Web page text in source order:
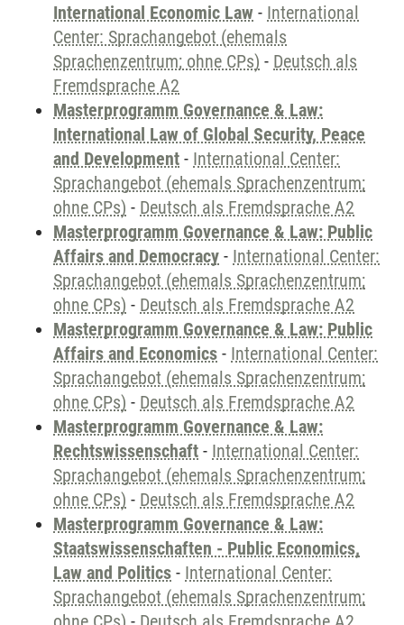
International Economic Law - International
Center: Sprachangebot (ehemals
Sprachenzentrum; ohne CPs) - Deutsch als
Fremdsprache A2
Masterprogramm Governance & Law:
International Law of Global Security, Peace
and Development - International Center:
Sprachangebot (ehemals Sprachenzentrum;
ohne CPs) - Deutsch als Fremdsprache A2
Masterprogramm Governance & Law: Public
Affairs and Democracy - International Center:
Sprachangebot (ehemals Sprachenzentrum;
ohne CPs) - Deutsch als Fremdsprache A2
Masterprogramm Governance & Law: Public
Affairs and Economics - International Center:
Sprachangebot (ehemals Sprachenzentrum;
ohne CPs) - Deutsch als Fremdsprache A2
Masterprogramm Governance & Law:
Rechtswissenschaft - International Center:
Sprachangebot (ehemals Sprachenzentrum;
ohne CPs) - Deutsch als Fremdsprache A2
Masterprogramm Governance & Law:
Staatswissenschaften - Public Economics,
Law and Politics - International Center:
Sprachangebot (ehemals Sprachenzentrum;